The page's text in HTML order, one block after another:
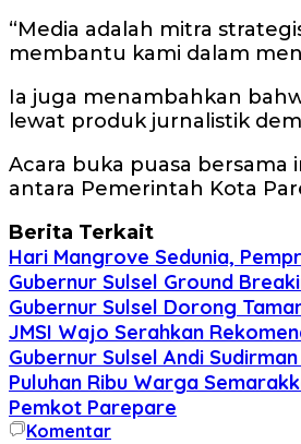
“Media adalah mitra
membantu kami dalam
Ia juga menambahkan
lewat produk jurnalistik
Acara buka puasa
antara Pemerintah Kota
Berita Terkait
Hari Mangrove Sedunia,
Gubernur Sulsel Ground
Gubernur Sulsel Dorong
JMSI Wajo Serahkan
Gubernur Sulsel Andi
Puluhan Ribu Warga
Pemkot Parepare
Komentar